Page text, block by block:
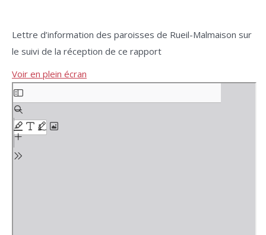
Lettre d’information des paroisses de Rueil-Malmaison sur
le suivi de la réception de ce rapport
Voir en plein écran
Aller
au
contenu
PDF